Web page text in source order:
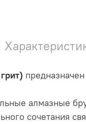
алмазные
сочетания